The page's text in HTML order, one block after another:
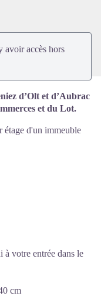
avoir accès hors
d’Olt et d’Aubrac
et du Lot.
étage d'un immeuble
votre entrée dans le
cm